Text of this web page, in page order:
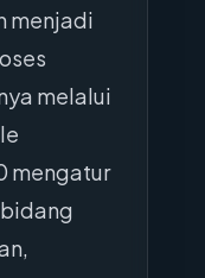
menjadi
melalui
mengatur